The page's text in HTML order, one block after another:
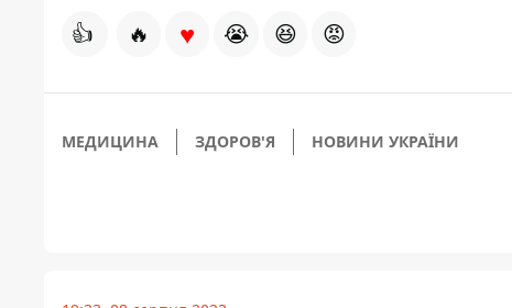
👍 🔥 ♥ 😭 😆 😡
МЕДИЦИНА ЗДОРОВ'Я НОВИНИ УКРАЇНИ